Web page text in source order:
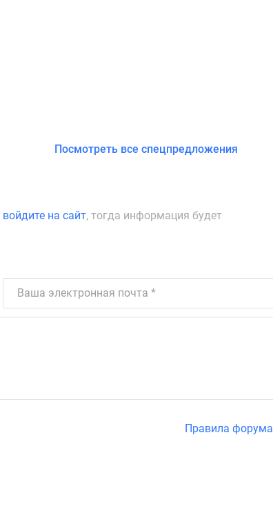
Посмотреть все спецпредложения
войдите на сайт, тогда информация будет
Правила форума